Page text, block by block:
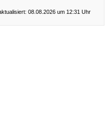
08.08.2026 um 12:31 Uhr